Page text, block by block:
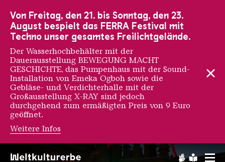
Von Freitag, den 21. bis Sonntag, den 23.
August bespielt das FERRA Festival mit
Techno unser gesamtes Freilichtgelände.
Der Wasserhochbehälter mit der
Dauerausstellung BEWEGUNG MACHT
GESCHICHTE, das Pumpenhaus mit der Sound-
Installation von Emeka Ogboh sowie die
Gebläse- und Verdichterhalle mit der
Großausstellung X-RAY sind jedoch
durchgehend zum ermäßigten Preis von 9 Euro
geöffnet.
Weitere Infos